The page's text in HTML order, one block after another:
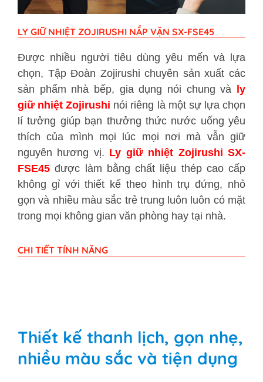
LY GIỮ NHIỆT ZOJIRUSHI NẮP VẶN SX-FSE45
Được nhiều người tiêu dùng yêu mến và lựa
chọn, Tập Đoàn Zojirushi chuyên sản xuất các
sản phẩm nhà bếp, gia dụng nói chung và ly
giữ nhiệt Zojirushi nói riêng là một sự lựa chọn
lí tưởng giúp bạn thưởng thức nước uống yêu
thích của mình mọi lúc mọi nơi mà vẫn giữ
nguyên hương vị. Ly giữ nhiệt Zojirushi SX-
FSE45 được làm bằng chất liệu thép cao cấp
không gỉ với thiết kế theo hình trụ đứng, nhỏ
gọn và nhiều màu sắc trẻ trung luôn luôn có mặt
trong mọi không gian văn phòng hay tại nhà.
CHI TIẾT TÍNH NĂNG
Thiết kế thanh lịch, gọn nhẹ,
nhiều màu sắc và tiện dụng